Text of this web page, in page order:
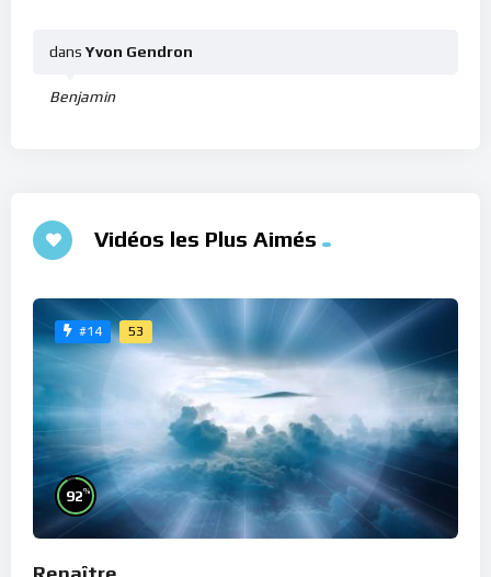
Benjamin
dans Yvon Gendron
Vidéos les Plus Aimés
#14 53
92%